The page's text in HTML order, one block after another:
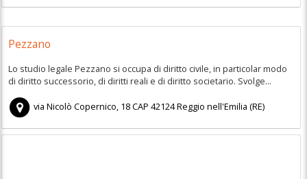
Pezzano
Lo studio legale Pezzano si occupa di diritto civile, in particolar modo
di diritto successorio, di diritti reali e di diritto societario. Svolge...
via Nicolò Copernico, 18CAP42124Reggio nell'Emilia (RE)